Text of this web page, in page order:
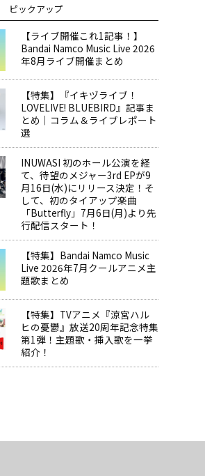
ピックアップ
【ライブ開催これ1記事！】
Bandai Namco Music Live 2026
年8月ライブ開催まとめ
【特集】『イキヅライブ！
LOVELIVE! BLUEBIRD』記事ま
とめ│コラム＆ライブレポート
選
INUWASI 初のホール公演を経
て、待望のメジャー3rd EPが9
月16日(水)にリリース決定！そ
して、初のタイアップ楽曲
「Butterfly」7月6日(月)より先
行配信スタート！
【特集】Bandai Namco Music
Live 2026年7月クールアニメ主
題歌まとめ
【特集】TVアニメ『涼宮ハル
ヒの憂鬱』放送20周年記念特集
第1弾！主題歌・挿入歌を一挙
紹介！